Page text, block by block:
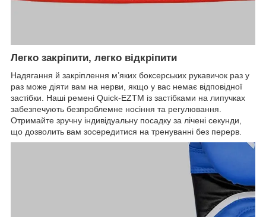
Легко закріпити, легко відкріпити
Надягання й закріплення м’яких боксерських рукавичок раз у
раз може діяти вам на нерви, якщо у вас немає відповідної
застібки. Наші ремені Quick-EZTM із застібками на липучках
забезпечують безпроблемне носіння та регулювання.
Отримайте зручну індивідуальну посадку за лічені секунди,
що дозволить вам зосередитися на тренуванні без перерв.